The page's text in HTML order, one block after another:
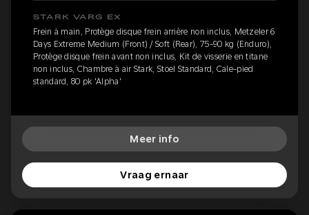
STARK VARG EX
Frein à main, Protège disque frein arrière non inclus, Metzeler 6
Days Extreme Medium (Front) / Soft (Rear), 75-90 kg (Enduro),
Protège disque frein avant non inclus, Kit de visserie en titane
non inclus, Chambre à air Stark, Stoel Standard, Cale-pied
standard, 80 pk 'Alpha'
Meer info
Vraag ernaar